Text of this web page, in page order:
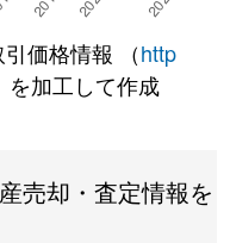
価格情報 （http
を加工して作成
売却・査定情報を